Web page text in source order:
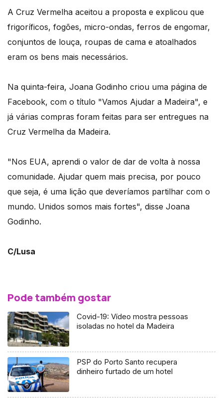
A Cruz Vermelha aceitou a proposta e explicou que
frigoríficos, fogões, micro-ondas, ferros de engomar,
conjuntos de louça, roupas de cama e atoalhados
eram os bens mais necessários.
Na quinta-feira, Joana Godinho criou uma página de
Facebook, com o título "Vamos Ajudar a Madeira", e
já várias compras foram feitas para ser entregues na
Cruz Vermelha da Madeira.
"Nos EUA, aprendi o valor de dar de volta à nossa
comunidade. Ajudar quem mais precisa, por pouco
que seja, é uma lição que deveríamos partilhar com o
mundo. Unidos somos mais fortes", disse Joana
Godinho.
C/Lusa
Pode também gostar
Covid-19: Vídeo mostra pessoas
isoladas no hotel da Madeira
PSP do Porto Santo recupera
dinheiro furtado de um hotel